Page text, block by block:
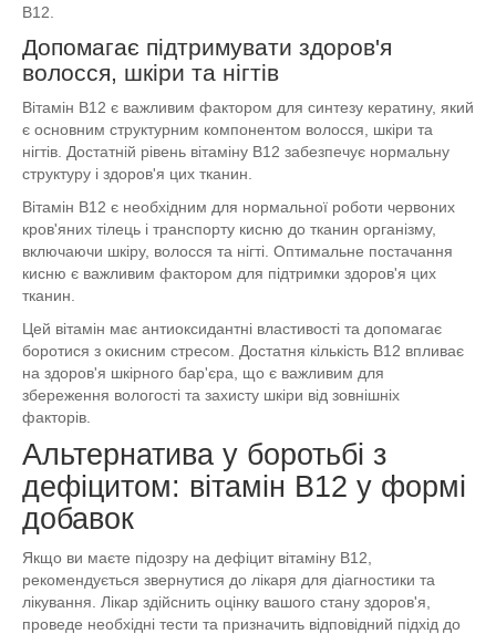
B12.
Допомагає підтримувати здоров'я
волосся, шкіри та нігтів
Вітамін B12 є важливим фактором для синтезу кератину, який
є основним структурним компонентом волосся, шкіри та
нігтів. Достатній рівень вітаміну B12 забезпечує нормальну
структуру і здоров'я цих тканин.
Вітамін B12 є необхідним для нормальної роботи червоних
кров'яних тілець і транспорту кисню до тканин організму,
включаючи шкіру, волосся та нігті. Оптимальне постачання
кисню є важливим фактором для підтримки здоров'я цих
тканин.
Цей вітамін має антиоксидантні властивості та допомагає
боротися з окисним стресом. Достатня кількість В12 впливає
на здоров'я шкірного бар'єра, що є важливим для
збереження вологості та захисту шкіри від зовнішніх
факторів.
Альтернатива у боротьбі з
дефіцитом: вітамін В12 у формі
добавок
Якщо ви маєте підозру на дефіцит вітаміну B12,
рекомендується звернутися до лікаря для діагностики та
лікування. Лікар здійснить оцінку вашого стану здоров'я,
проведе необхідні тести та призначить відповідний підхід до